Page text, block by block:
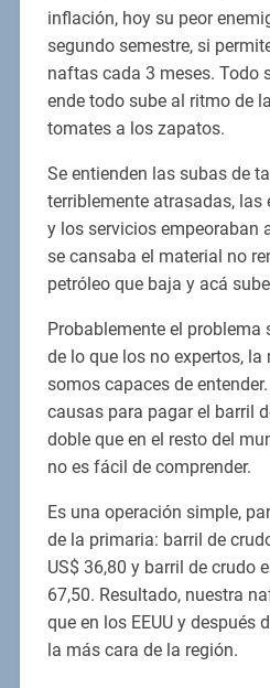
inflación, hoy su peor
segundo semestre, si
naftas cada 3 meses. Todo
ende todo sube al ritmo de
tomates a los zapatos.
Se entienden las subas de
terriblemente atrasadas, las
y los servicios empeoraban
se cansaba el material no
petróleo que baja y acá
Probablemente el
de lo que los no expertos,
somos capaces de
causas para pagar el barril
doble que en el resto del
no es fácil de comprender.
Es una operación simple,
de la primaria: barril de
US$ 36,80 y barril de crudo
67,50. Resultado, nuestra
que en los EEUU y después
la más cara de la región.